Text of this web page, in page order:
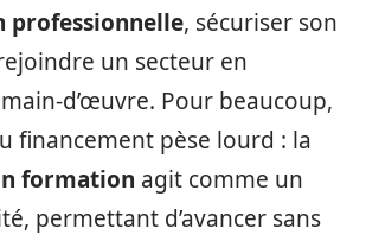
professionnelle, sécuriser son
un secteur en
d’œuvre. Pour beaucoup,
financement pèse lourd : la
formation agit comme un
permettant d’avancer sans